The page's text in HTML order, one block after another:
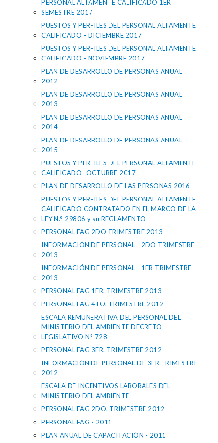
PERSONAL ALTAMENTE CALIFICADO 1ER
SEMESTRE 2017
PUESTOS Y PERFILES DEL PERSONAL ALTAMENTE
CALIFICADO - DICIEMBRE 2017
PUESTOS Y PERFILES DEL PERSONAL ALTAMENTE
CALIFICADO - NOVIEMBRE 2017
PLAN DE DESARROLLO DE PERSONAS ANUAL
2012
PLAN DE DESARROLLO DE PERSONAS ANUAL
2013
PLAN DE DESARROLLO DE PERSONAS ANUAL
2014
PLAN DE DESARROLLO DE PERSONAS ANUAL
2015
PUESTOS Y PERFILES DEL PERSONAL ALTAMENTE
CALIFICADO- OCTUBRE 2017
PLAN DE DESARROLLO DE LAS PERSONAS 2016
PUESTOS Y PERFILES DEL PERSONAL ALTAMENTE
CALIFICADO CONTRATADO EN EL MARCO DE LA
LEY N.° 29806 y su REGLAMENTO
PERSONAL FAG 2DO TRIMESTRE 2013
INFORMACIÓN DE PERSONAL - 2DO TRIMESTRE
2013
INFORMACIÓN DE PERSONAL - 1ER TRIMESTRE
2013
PERSONAL FAG 1ER. TRIMESTRE 2013
PERSONAL FAG 4TO. TRIMESTRE 2012
ESCALA REMUNERATIVA DEL PERSONAL DEL
MINISTERIO DEL AMBIENTE DECRETO
LEGISLATIVO N° 728
PERSONAL FAG 3ER. TRIMESTRE 2012
INFORMACIÓN DE PERSONAL DE 3ER TRIMESTRE
2012
ESCALA DE INCENTIVOS LABORALES DEL
MINISTERIO DEL AMBIENTE
PERSONAL FAG 2DO. TRIMESTRE 2012
PERSONAL FAG - 2011
PLAN ANUAL DE CAPACITACIÓN - 2011